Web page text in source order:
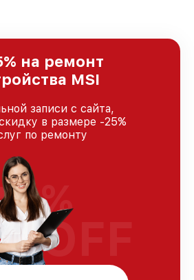
клиентов.
на ремонт
MSI
записи с сайта,
в размере -25%
по ремонту
%
OFF